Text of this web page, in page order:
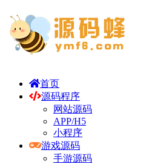
首页
源码程序
网站源码
APP/H5
小程序
游戏源码
手游源码